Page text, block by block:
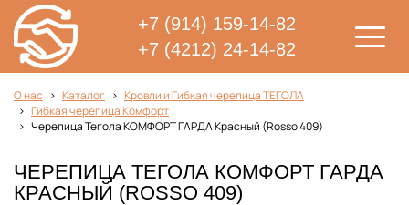
+7 (914) 159-14-82
+7 (4212) 24-14-82
О нас Каталог
Кровли и Гибкая черепица ТЕГОЛА
Гибкая черепица Комфорт
Черепица Тегола КОМФОРТ ГАРДА Красный (Rosso 409)
ЧЕРЕПИЦА ТЕГОЛА КОМФОРТ ГАРДА
КРАСНЫЙ (ROSSO 409)